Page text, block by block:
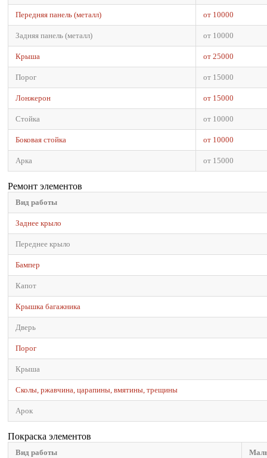
Передняя панель (металл) от 10000
Задняя панель (металл) от 10000
Крыша от 25000
Порог от 15000
Лонжерон от 15000
Стойка от 10000
Боковая стойка от 10000
Арка от 15000
Ремонт элементов
Вид работы
Заднее крыло
Переднее крыло
Бампер
Капот
Крышка багажника
Дверь
Порог
Крыша
Сколы, ржавчина, царапины, вмятины, трещины
Арок
Покраска элементов
Вид работы